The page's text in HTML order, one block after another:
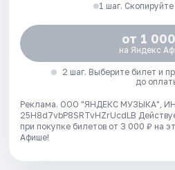
1 шаг.
от 1
на Яндекс
2 шаг. Выберите билет и
до
Реклама. ООО "ЯНДЕКС МУЗЫКА",
25H8d7vbP8SRTvHZrUcdLB
при покупке билетов от 3 000 ₽ на
Афише!